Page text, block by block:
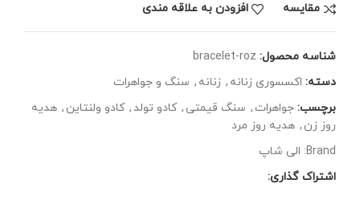
مقايسه افزودن به علاقه مندی
شناسه محصول: bracelet-roz
دسته: اکسسوری زنانه , زنانه , سنگ و جواهرات
برچسب: جواهرات , سنگ قیمتی , کادو تولد, کادو ولنتاین , هدیه
روز زن , هدیه روز مرد
Brand: الی شاپ
اشتراک گذاری: